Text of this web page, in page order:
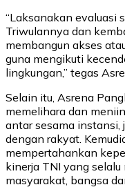
“Laksanakan evaluasi
Triwulannya dan
membangun akses
guna mengikuti
lingkungan,” tegas
Selain itu, Asrena
memelihara dan
antar sesama instansi,
dengan rakyat.
mempertahankan
kinerja TNI yang
masyarakat, bangsa